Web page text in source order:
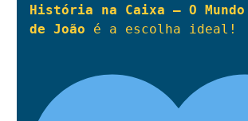
História na Caixa – O
de João é a escolha ideal!